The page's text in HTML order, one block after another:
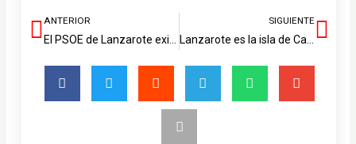
Ant
ANTERIOR SIGUIENTE